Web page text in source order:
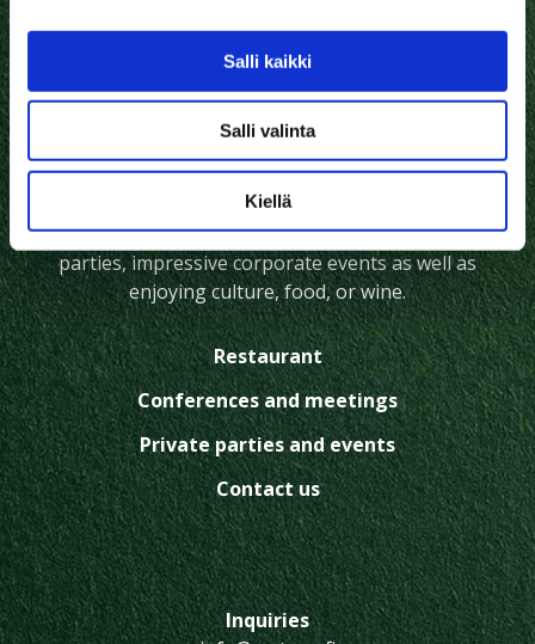
Salli kaikki
Salli valinta
Kiellä
The more than 100-year-old setting and enchanting
garden of Kuokkalan kartano offer a unique setting
and a first-class service experience for memorable
parties, impressive corporate events as well as
enjoying culture, food, or wine.
Restaurant
Conferences and meetings
Private parties and events
Contact us
Inquiries